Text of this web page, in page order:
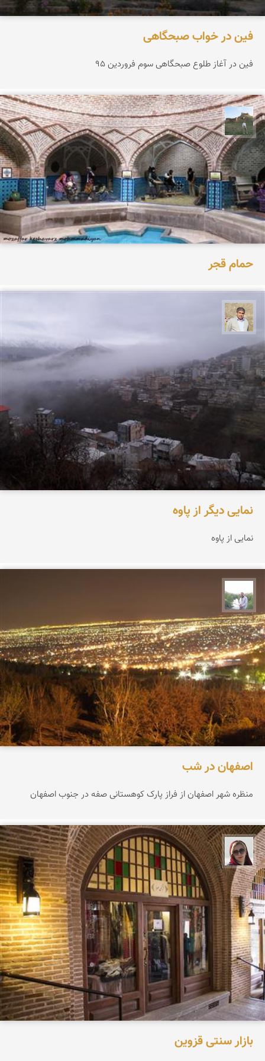
فین در خواب صبحگاهی
فین در آغاز طلوع صبحگاهی سوم فروردین 95
مظفر کشاورزمحمدیان
حمام قجر
نمایی دیگر از پاوه
نمایی از پاوه
اصفهان در شب
منظره شهر اصفهان از فراز پارک کوهستانی صفه در جنوب اصفهان
سمانه زارعی
بازار سنتی قزوین